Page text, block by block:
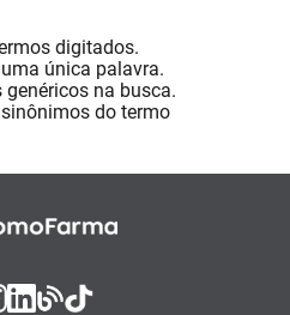
digitados.
única palavra.
genéricos na busca.
do termo